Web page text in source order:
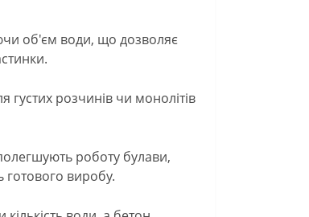
об'єм води, що дозволяє
розчинів чи монолітів
роботу булави,
готового виробу.